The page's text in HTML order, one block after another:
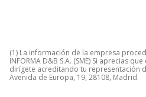
(1) La información de la empresa
INFORMA D&B S.A. (SME) Si aprecias
dirígete acreditando tu representación
Avenida de Europa, 19, 28108, Madrid.